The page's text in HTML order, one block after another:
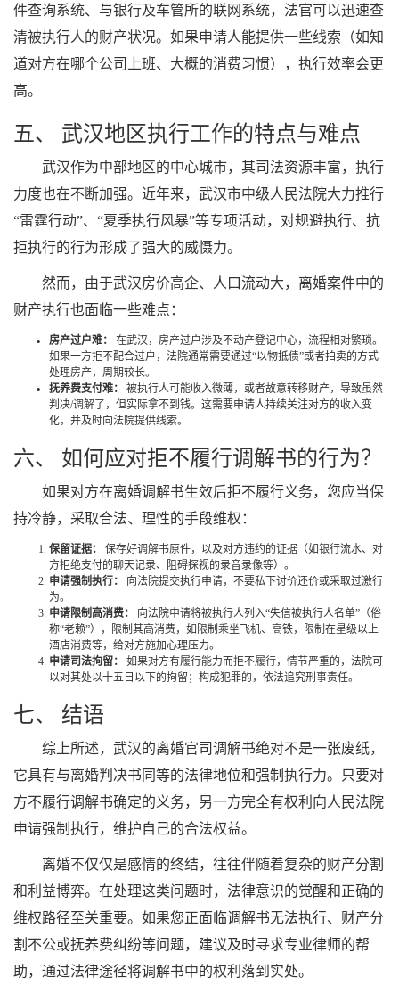
件查询系统、与银行及车管所的联网系统，法官可以迅速查
清被执行人的财产状况。如果申请人能提供一些线索（如知
道对方在哪个公司上班、大概的消费习惯），执行效率会更
高。
五、 武汉地区执行工作的特点与难点
武汉作为中部地区的中心城市，其司法资源丰富，执行
力度也在不断加强。近年来，武汉市中级人民法院大力推行
“雷霆行动”、“夏季执行风暴”等专项活动，对规避执行、抗
拒执行的行为形成了强大的威慑力。
然而，由于武汉房价高企、人口流动大，离婚案件中的
财产执行也面临一些难点：
房产过户难：
在武汉，房产过户涉及不动产登记中心，流程相对繁琐。
如果一方拒不配合过户，法院通常需要通过“以物抵债”或者拍卖的方式
处理房产，周期较长。
抚养费支付难：
被执行人可能收入微薄，或者故意转移财产，导致虽然
判决/调解了，但实际拿不到钱。这需要申请人持续关注对方的收入变
化，并及时向法院提供线索。
六、 如何应对拒不履行调解书的行为？
如果对方在离婚调解书生效后拒不履行义务，您应当保
持冷静，采取合法、理性的手段维权：
保留证据：
保存好调解书原件，以及对方违约的证据（如银行流水、对
方拒绝支付的聊天记录、阻碍探视的录音录像等）。
申请强制执行：
向法院提交执行申请，不要私下讨价还价或采取过激行
为。
申请限制高消费：
向法院申请将被执行人列入“失信被执行人名单”（俗
称“老赖”），限制其高消费，如限制乘坐飞机、高铁，限制在星级以上
酒店消费等，给对方施加心理压力。
申请司法拘留：
如果对方有履行能力而拒不履行，情节严重的，法院可
以对其处以十五日以下的拘留；构成犯罪的，依法追究刑事责任。
七、 结语
综上所述，武汉的离婚官司调解书绝对不是一张废纸，
它具有与离婚判决书同等的法律地位和强制执行力。只要对
方不履行调解书确定的义务，另一方完全有权利向人民法院
申请强制执行，维护自己的合法权益。
离婚不仅仅是感情的终结，往往伴随着复杂的财产分割
和利益博弈。在处理这类问题时，法律意识的觉醒和正确的
维权路径至关重要。如果您正面临调解书无法执行、财产分
割不公或抚养费纠纷等问题，建议及时寻求专业律师的帮
助，通过法律途径将调解书中的权利落到实处。